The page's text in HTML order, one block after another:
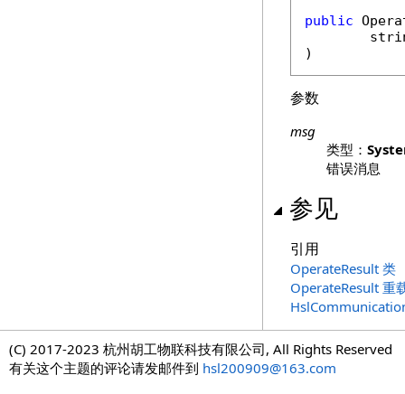
public
)
参数
msg
类型：
错误消息
参见
引用
OperateResult 类
OperateResult 重
(C) 2017-2023 杭州胡工物联科技有限公司, All Rights Reserved
有关这个主题的评论请发邮件到 hsl200909@163.com